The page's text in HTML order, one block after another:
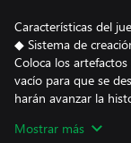
Características del
◆ Sistema de
Coloca los
vacío para que se
harán avanzar la
registro del camino
Mostrar más